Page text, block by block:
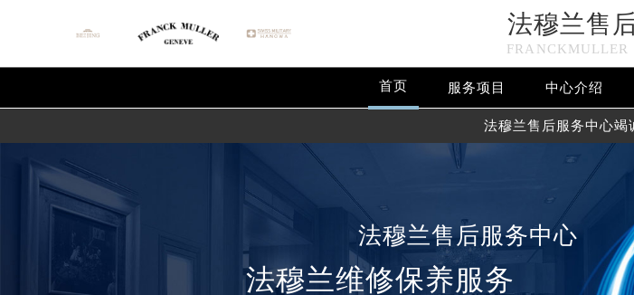
法穆兰售
首页 服务项目 中心介绍
法穆兰售后服务中心竭
法穆兰售后服务中心
法穆兰维修保养服务